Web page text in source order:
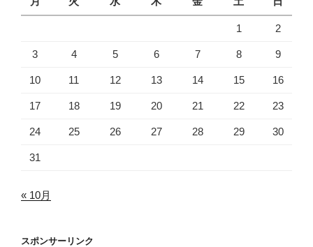
1 2
3 4 5 6 7 8 9
10 11 12 13 14 15 16
17 18 19 20 21 22 23
24 25 26 27 28 29 30
31
« 10月
スポンサーリンク